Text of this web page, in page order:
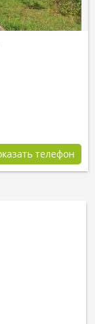
телефон